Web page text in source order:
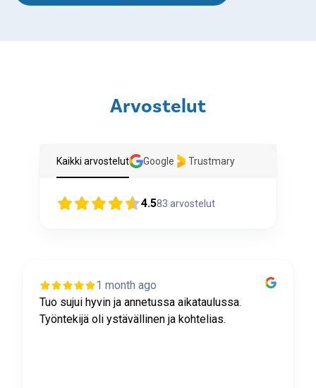
Arvostelut
Kaikki arvostelut Google Trustmary
4.583 arvostelut
1 month ago
Tuo sujui hyvin ja annetussa aikataulussa.
Työntekijä oli ystävällinen ja kohtelias.